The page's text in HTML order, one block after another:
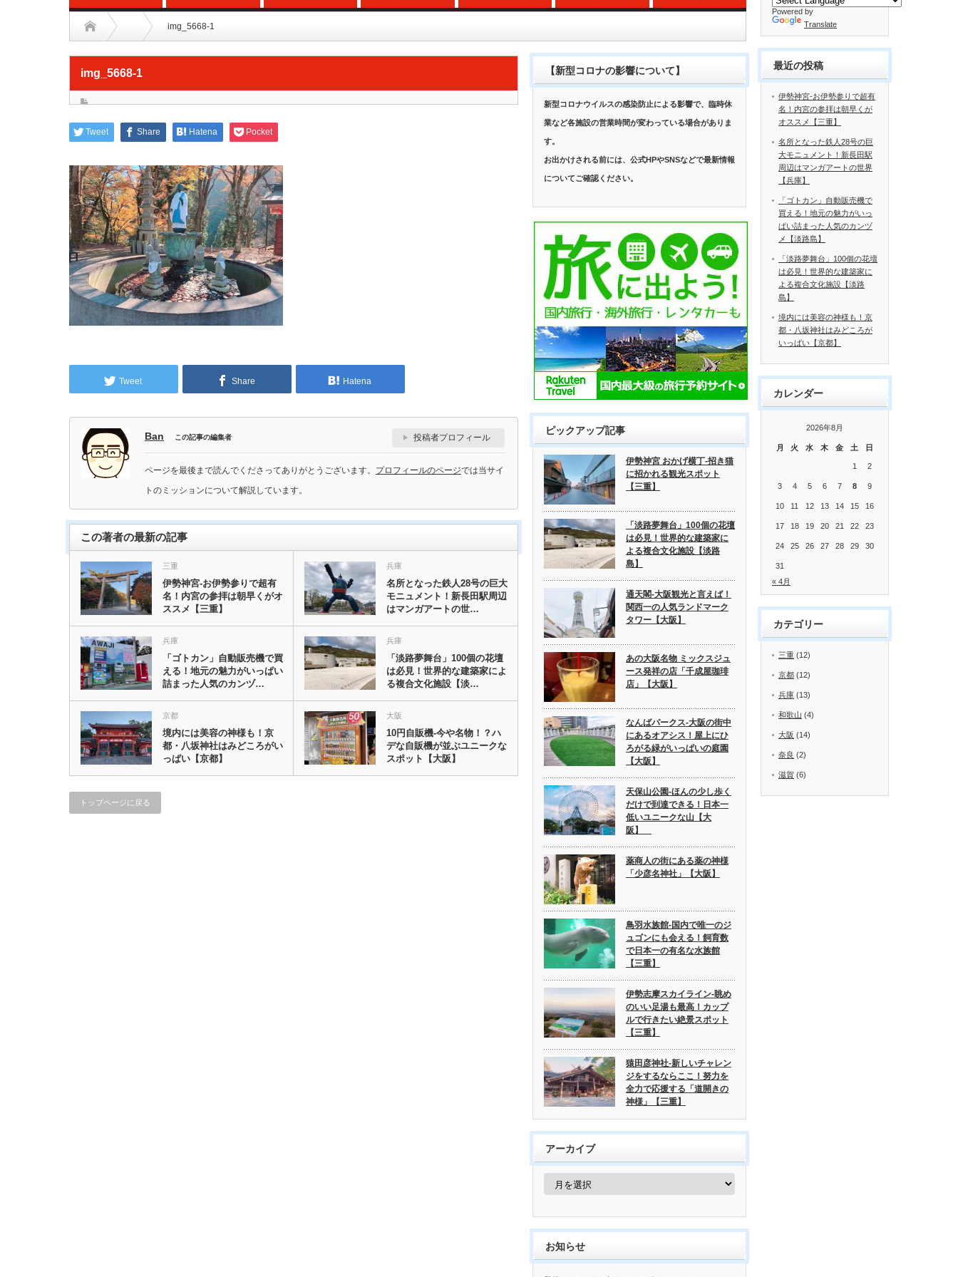
img_5668-1
img_5668-1
Tweet Share Hatena Pocket
Tweet Share Hatena
Ban この記事の編集者 投稿者プロフィール
ページを最後まで読んでくださってありがとうございます。 プロフィールのページでは当サイ
トのミッションについて解説しています。
この著者の最新の記事
三重
伊勢神宮-お伊勢参りで超有
名！内宮の参拝は朝早くがオ
ススメ【三重】
兵庫
名所となった鉄人28号の巨大
モニュメント！新長田駅周辺
はマンガアートの世…
兵庫
「ゴトカン」自動販売機で買
える！地元の魅力がいっぱい
詰まった人気のカンヅ…
兵庫
「淡路夢舞台」100個の花壇
は必見！世界的な建築家によ
る複合文化施設【淡…
京都
境内には美容の神様も！京
都・八坂神社はみどころがい
っぱい【京都】
大阪
10円自販機-今や名物！？ハ
デな自販機が並ぶユニークな
スポット【大阪】
トップページに戻る
【新型コロナの影響について】
新型コロナウイルスの感染防止による影響で、臨時休
業など各施設の営業時間が変わっている場合がありま
す。
お出かけされる前には、公式HPやSNSなどで最新情報
についてご確認ください。
ピックアップ記事
伊勢神宮 おかげ横丁-招き猫
に招かれる観光スポット
【三重】
「淡路夢舞台」100個の花壇
は必見！世界的な建築家に
よる複合文化施設【淡路
島】
通天閣-大阪観光と言えば！
関西一の人気ランドマーク
タワー【大阪】
あの大阪名物 ミックスジュ
ース発祥の店「千成屋珈琲
店」【大阪】
なんばパークス-大阪の街中
にあるオアシス！屋上にひ
ろがる緑がいっぱいの庭園
【大阪】
天保山公園-ほんの少し歩く
だけで到達できる！日本一
低いユニークな山【大
阪】
薬商人の街にある薬の神様
「少彦名神社」【大阪】
鳥羽水族館-国内で唯一のジ
ュゴンにも会える！飼育数
で日本一の有名な水族館
【三重】
伊勢志摩スカイライン-眺め
のいい足湯も最高！カップ
ルで行きたい絶景スポット
【三重】
猿田彦神社-新しいチャレン
ジをするならここ！努力を
全力で応援する「道開きの
神様」【三重】
アーカイブ
ア
ブ
お知らせ
Powered by
Translate
最近の投稿
伊勢神宮-お伊勢参りで超有
名！内宮の参拝は朝早くが
オススメ【三重】
名所となった鉄人28号の巨
大モニュメント！新長田駅
周辺はマンガアートの世界
【兵庫】
「ゴトカン」自動販売機で
買える！地元の魅力がいっ
ぱい詰まった人気のカンヅ
メ【淡路島】
「淡路夢舞台」100個の花壇
は必見！世界的な建築家に
よる複合文化施設【淡路
島】
境内には美容の神様も！京
都・八坂神社はみどころが
いっぱい【京都】
カレンダー
2026年8月
月 火 水 木 金 土 日
1 2
3 4 5 6 7 8 9
10 11 12 13 14 15 16
17 18 19 20 21 22 23
24 25 26 27 28 29 30
31
« 4月
カテゴリー
三重 (12)
京都 (12)
兵庫 (13)
和歌山 (4)
大阪 (14)
奈良 (2)
滋賀 (6)